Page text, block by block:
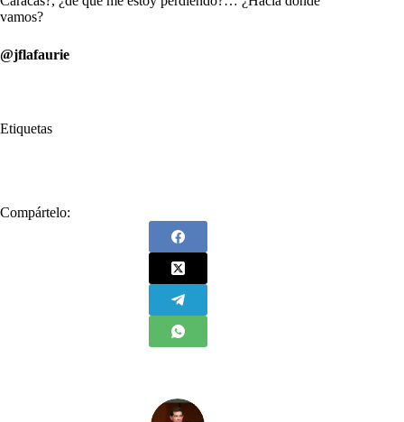
vamos?
@jflafaurie
Etiquetas
Compártelo: